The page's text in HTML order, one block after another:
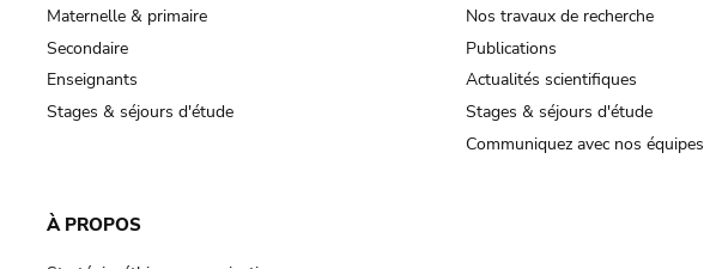
Maternelle & primaire
Secondaire
Enseignants
Stages & séjours d'étude
Nos travaux de recherche
Publications
Actualités scientifiques
Stages & séjours d'étude
Communiquez avec nos équipes
À PROPOS